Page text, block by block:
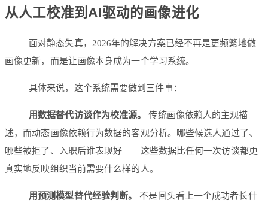
从人工校准到AI驱动的画像进化
面对静态失真，2026年的解决方案已经不再是更频繁地做
画像更新，而是让画像本身成为一个学习系统。
具体来说，这个系统需要做到三件事：
用数据替代访谈作为校准源。
传统画像依赖人的主观描
述，而动态画像依赖行为数据的客观分析。哪些候选人通过了、
哪些被拒了、入职后谁表现好——这些数据比任何一次访谈都更
真实地反映组织当前需要什么样的人。
用预测模型替代经验判断。
不是回头看上一个成功者长什